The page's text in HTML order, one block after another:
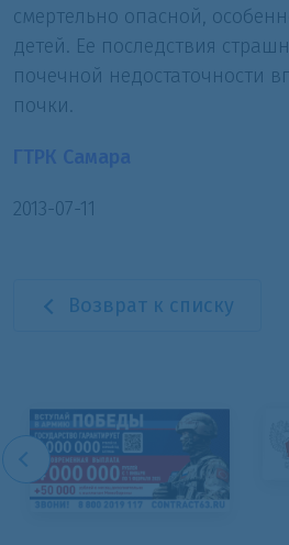
смертельно опасной,
детей. Ее последствия
почечной недостаточности
почки.
2013-07-11
Возврат к списку